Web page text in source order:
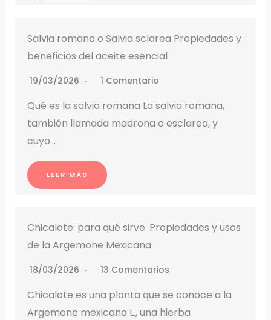
Salvia romana o Salvia sclarea Propiedades y
beneficios del aceite esencial
19/03/2026 1 Comentario
Qué es la salvia romana La salvia romana,
también llamada madrona o esclarea, y
cuyo…
LEER MÁS
Chicalote: para qué sirve. Propiedades y usos
de la Argemone Mexicana
18/03/2026 13 Comentarios
Chicalote es una planta que se conoce a la
Argemone mexicana L., una hierba